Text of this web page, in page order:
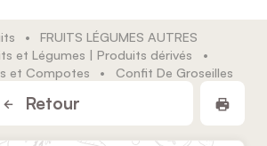
•
FRUITS LÉGUMES AUTRES
et Légumes | Produits dérivés
•
et Compotes
• Confit De Groseilles
Retour